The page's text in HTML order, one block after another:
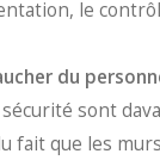
le
du
sont
fait que les